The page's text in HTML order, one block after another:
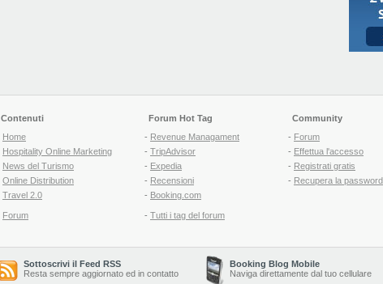
Contenuti
Home
Hospitality Online Marketing
News del Turismo
Online Distribution
Travel 2.0
Forum
Forum Hot Tag
- Revenue Managament
- TripAdvisor
- Expedia
- Recensioni
- Booking.com
- Tutti i tag del forum
Community
- Forum
- Effettua l'accesso
- Registrati gratis
- Recupera la password
Sottoscrivi il Feed RSS
Resta sempre aggiornato ed in contatto
Booking Blog Mobile
Naviga direttamente dal tuo cellulare